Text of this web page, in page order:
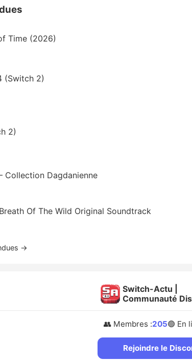
Time (2026)
(Switch 2)
2)
Collection Dagdanienne
Of The Wild Original Soundtrack
→
Switch-Actu |
Communauté
👥 Membres :205🟢 En
Rejoindre le